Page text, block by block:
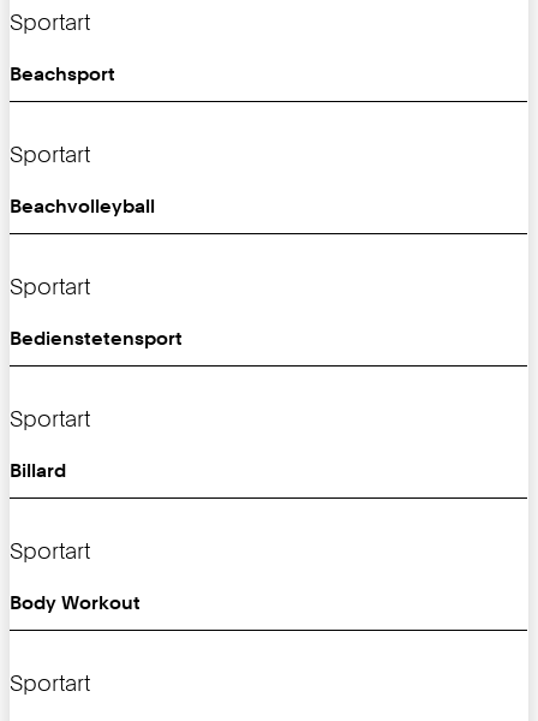
Sportart
Beachsport
Sportart
Beachvolleyball
Sportart
Bedienstetensport
Sportart
Billard
Sportart
Body Workout
Sportart